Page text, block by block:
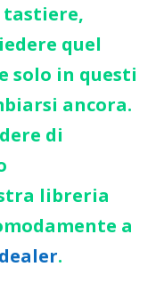
quel
solo in questi
ancora.
di
libreria
a
.